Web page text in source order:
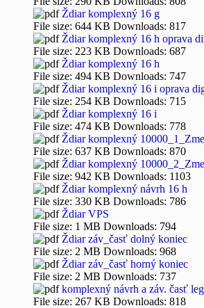
Ždiar komplexný 16 g
File size: 644 KB Downloads: 817
Ždiar komplexný 16 h oprava
File size: 223 KB Downloads: 687
Ždiar komplexný 16 h
File size: 494 KB Downloads: 747
Ždiar komplexný 16 i oprava
File size: 254 KB Downloads: 715
Ždiar komplexný 16 i
File size: 474 KB Downloads: 778
Ždiar komplexný
File size: 637 KB Downloads: 870
Ždiar komplexný
File size: 942 KB Downloads: 1103
Ždiar komplexný návrh 16 h
File size: 330 KB Downloads: 786
Ždiar VPS
File size: 1 MB Downloads: 794
Ždiar záv_časť dolný koniec
File size: 2 MB Downloads: 968
Ždiar záv_časť horný koniec
File size: 2 MB Downloads: 737
komplexný návrh a záv. časť
File size: 267 KB Downloads: 818